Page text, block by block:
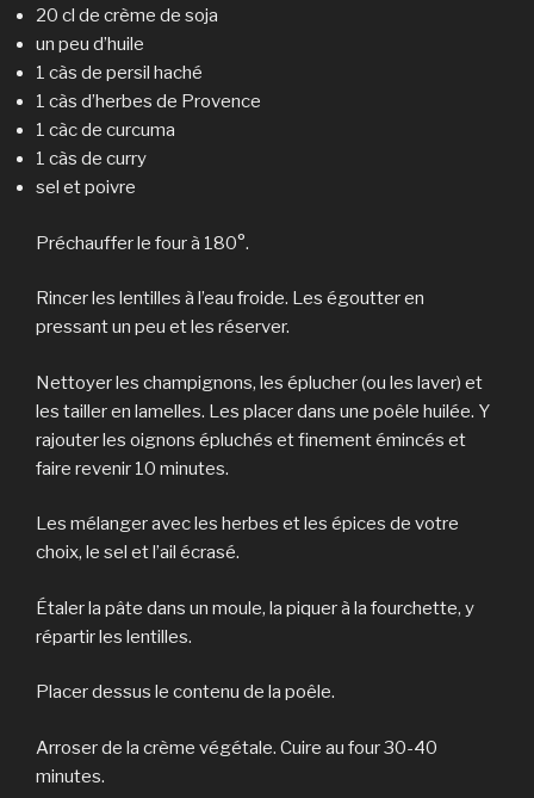
20 cl de crème de soja
un peu d’huile
1 càs de persil haché
1 càs d’herbes de Provence
1 càc de curcuma
1 càs de curry
sel et poivre
Préchauffer le four à 180°.
Rincer les lentilles à l’eau froide. Les égoutter en
pressant un peu et les réserver.
Nettoyer les champignons, les éplucher (ou les laver) et
les tailler en lamelles. Les placer dans une poêle huilée. Y
rajouter les oignons épluchés et finement émincés et
faire revenir 10 minutes.
Les mélanger avec les herbes et les épices de votre
choix, le sel et l’ail écrasé.
Étaler la pâte dans un moule, la piquer à la fourchette, y
répartir les lentilles.
Placer dessus le contenu de la poêle.
Arroser de la crème végétale. Cuire au four 30-40
minutes.